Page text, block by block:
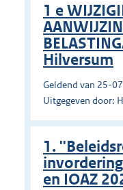
1 e
Hilversum
Geldend van 25-
Uitgegeven door:
1.
en IOAZ